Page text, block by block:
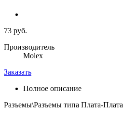
73 руб.
Производитель
Molex
Заказать
Полное описание
Разъемы\Разъемы типа Плата-Плата